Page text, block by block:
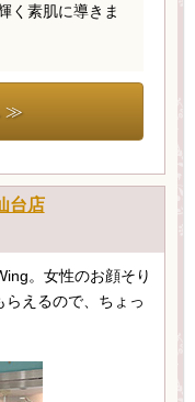
く素肌に導きま
≫
台店
。女性のお顔そり
えるので、ちょっ